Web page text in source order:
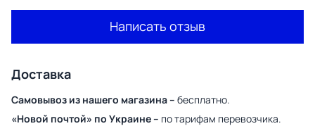
Написать отзыв
Доставка
Самовывоз из нашего магазина – бесплатно.
«Новой почтой» по Украине – по тарифам перевозчика.